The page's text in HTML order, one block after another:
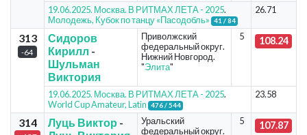
19.06.2025. Москва. В РИТМАХ ЛЕТА - 2025.
Молодежь, Кубок по танцу «Пасодобль»
41 / 84
26.71
313
-64
Сидоров
Кирилл -
Шульман
Виктория
Приволжский
федеральный округ.
Нижний Новгород.
"Элита"
5 108.24
19.06.2025. Москва. В РИТМАХ ЛЕТА - 2025.
World Cup Amateur, Latin
476 / 544
23.58
314 Луць Виктор -
Уральский
федеральный округ.
5 107.87